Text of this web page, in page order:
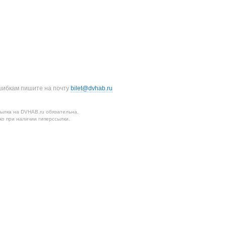
пишите на почту bilet@dvhab.ru
на DVHAB.ru обязательна.
при наличии гиперссылки.